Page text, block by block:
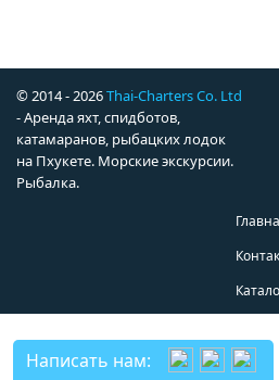
© 2014 - 2026Thai-Charters Co. Ltd
- Аренда яхт, спидботов,
катамаранов, рыбацких лодок
на Пхукете. Морские экскурсии.
Рыбалка.
Написать нам: